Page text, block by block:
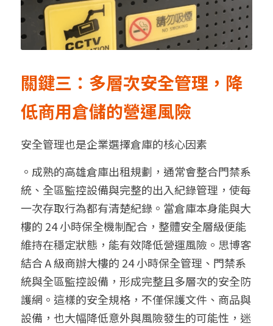
關鍵三：多層次安全管理，降
低商用倉儲的營運風險
安全管理也是企業選擇倉庫的核心因素
。成熟的高雄倉庫出租規劃，通常會整合門禁系
統、全區監控設備與完整的出入紀錄管理，使每
一次存取行為都有清楚紀錄。當倉庫本身能與大
樓的 24 小時保全機制配合，整體安全層級便能
維持在穩定狀態，能有效降低營運風險。思博客
結合 A 級商辦大樓的 24 小時保全管理、門禁系
統與全區監控設備，形成完整且多層次的安全防
護網。這樣的安全規格，不僅保護文件、商品與
設備，也大幅降低意外與風險發生的可能性， 迷